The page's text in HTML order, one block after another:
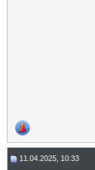
11.04.2025, 10:33